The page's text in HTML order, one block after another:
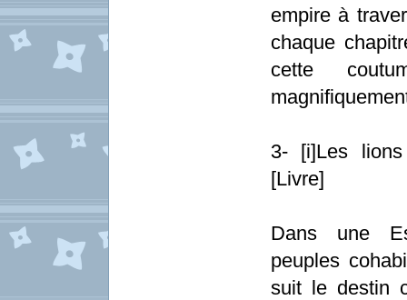
empire à
chaque
cette
3- [i]Les
[Livre]
Dans une
peuples
suit le destin